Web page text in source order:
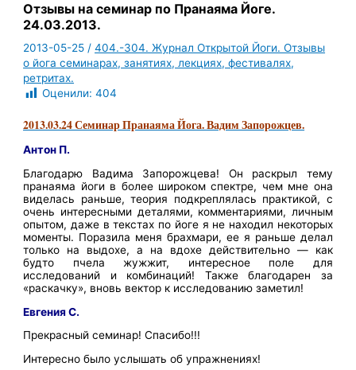
Отзывы на семинар по Пранаяма Йоге.
24.03.2013.
2013-05-25/404.-304. Журнал Открытой Йоги. Отзывы
о йога семинарах, занятиях, лекциях, фестивалях,
ретритах.
Оценили: 404
2013.03.24 Семинар Пранаяма Йога. Вадим Запорожцев.
Антон П.
Благодарю Вадима Запорожцева! Он раскрыл тему
пранаяма йоги в более широком спектре, чем мне она
виделась раньше, теория подкреплялась практикой, с
очень интересными деталями, комментариями, личным
опытом, даже в текстах по йоге я не находил некоторых
моменты. Поразила меня брахмари, ее я раньше делал
только на выдохе, а на вдохе действительно — как
будто пчела жужжит, интересное поле для
исследований и комбинаций! Также благодарен за
«раскачку», вновь вектор к исследованию заметил!
Евгения С.
Прекрасный семинар! Спасибо!!!
Интересно было услышать об упражнениях!